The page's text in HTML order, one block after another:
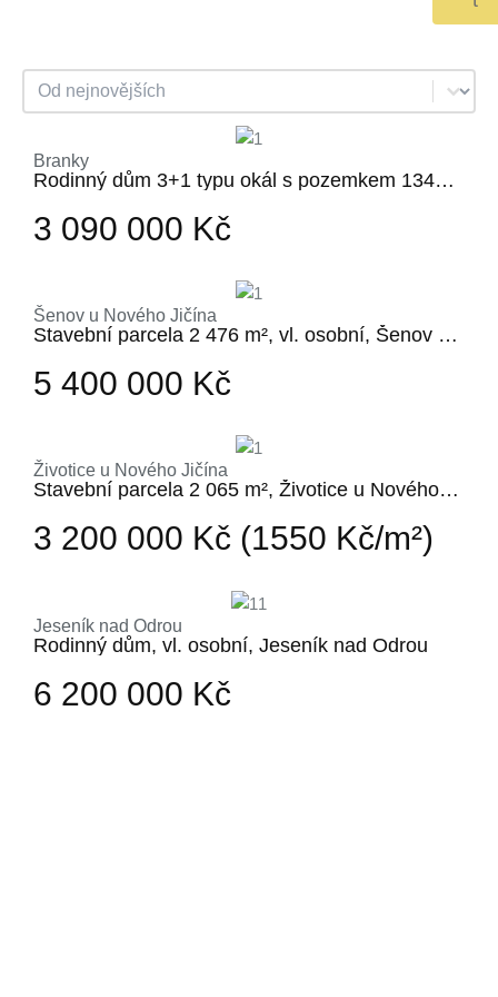
Filtrovanie
Sort content
Branky
Rodinný dům 3+1 typu okál s pozemkem 1343
3 090 000 Kč
Šenov u Nového Jičína
Stavební parcela 2 476 m², vl. osobní, Šenov u
5 400 000 Kč
Životice u Nového Jičína
Stavební parcela 2 065 m², Životice u Nového
3 200 000 Kč (1550 Kč/m²)
Jeseník nad Odrou
Rodinný dům, vl. osobní, Jeseník nad Odrou
6 200 000 Kč